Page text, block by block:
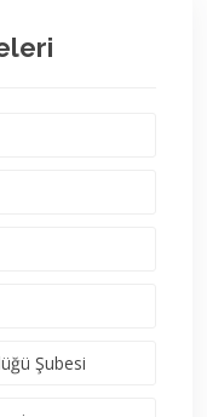
Şubesi